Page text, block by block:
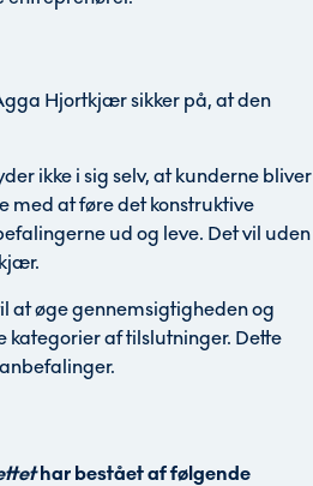
Hjortkjær sikker på, at den
ikke i sig selv, at kunderne bliver
med at føre det konstruktive
ud og leve. Det vil uden
at øge gennemsigtigheden og
af tilslutninger. Dette
har bestået af følgende